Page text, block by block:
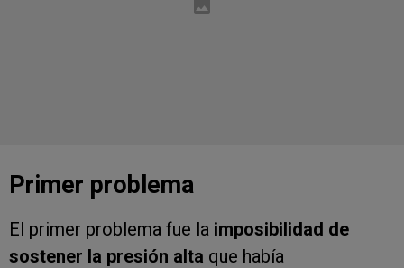
Primer problema
El primer problema fue la imposibilidad de
sostener la presión alta que había